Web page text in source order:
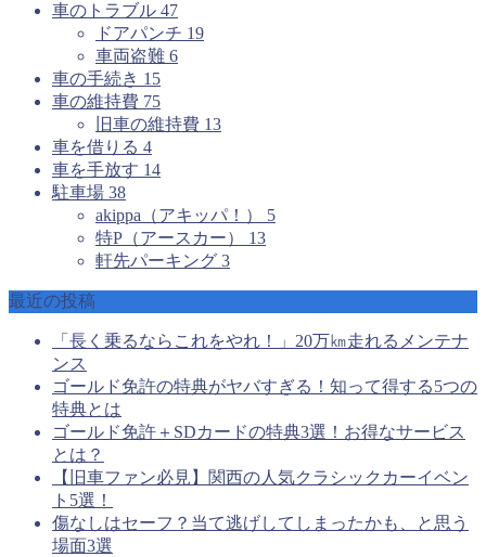
車のトラブル 47
ドアパンチ 19
車両盗難 6
車の手続き 15
車の維持費 75
旧車の維持費 13
車を借りる 4
車を手放す 14
駐車場 38
akippa（アキッパ！） 5
特P（アースカー） 13
軒先パーキング 3
最近の投稿
「長く乗るならこれをやれ！」20万㎞走れるメンテナ
ンス
ゴールド免許の特典がヤバすぎる！知って得する5つの
特典とは
ゴールド免許＋SDカードの特典3選！お得なサービス
とは？
【旧車ファン必見】関西の人気クラシックカーイベン
ト5選！
傷なしはセーフ？当て逃げしてしまったかも、と思う
場面3選